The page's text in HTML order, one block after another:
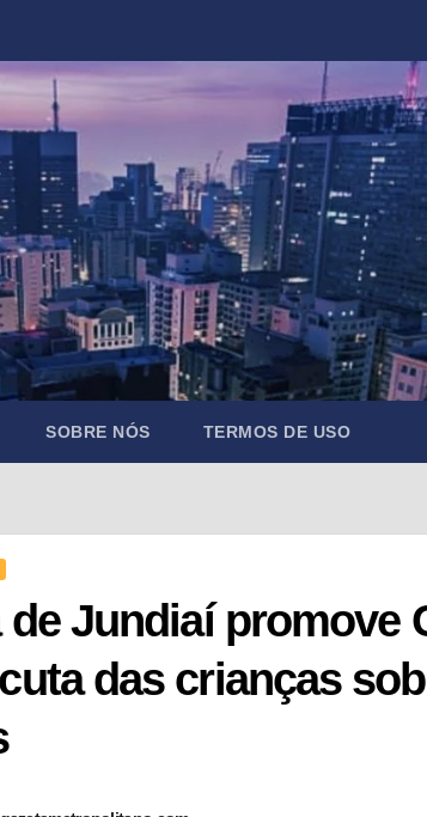
SOBRE NÓS TERMOS DE USO
de Jundiaí promove
das crianças